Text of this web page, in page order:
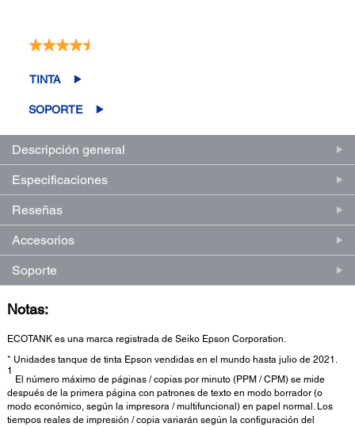
página.
TINTA
SOPORTE
Descripción general
Especificaciones
Reseñas
Accesorios
Soporte
Notas:
ECOTANK es una marca registrada de Seiko Epson Corporation.
* Unidades tanque de tinta Epson vendidas en el mundo hasta julio de 2021.
1
El número máximo de páginas / copias por minuto (PPM / CPM) se mide
después de la primera página con patrones de texto en modo borrador (o
modo económico, según la impresora / multifuncional) en papel normal. Los
tiempos reales de impresión / copia variarán según la configuración del